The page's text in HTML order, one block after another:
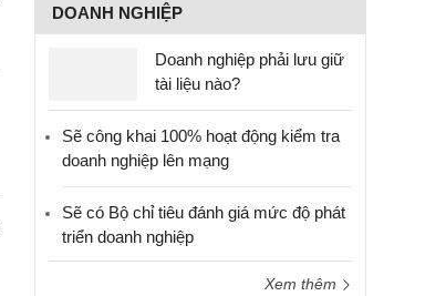
DOANH NGHIỆP
Doanh nghiệp phải lưu giữ
tài liệu nào?
Sẽ công khai 100% hoạt động kiểm tra
doanh nghiệp lên mạng
Sẽ có Bộ chỉ tiêu đánh giá mức độ phát
triển doanh nghiệp
Xem thêm